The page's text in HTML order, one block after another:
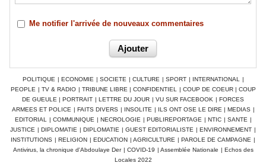
Me notifier l'arrivée de nouveaux commentaires
POLITIQUE | ECONOMIE | SOCIETE | CULTURE | SPORT | INTERNATIONAL
|
PEOPLE | TV & RADIO | TRIBUNE LIBRE | CONFIDENTIEL | COUP DE COEUR | COUP
DE GUEULE | PORTRAIT | LETTRE DU JOUR | VU SUR FACEBOOK | FORCES
ARMEES ET POLICE | FAITS DIVERS | INSOLITE | ILS ONT OSE LE DIRE | MEDIAS |
EDITORIAL
| COMMUNIQUE | NECROLOGIE | PUBLIREPORTAGE | NTIC | SANTE |
JUSTICE | DIPLOMATIE | DIPLOMATIE | GUEST EDITORIALISTE | ENVIRONNEMENT |
INSTITUTIONS | RELIGION | EDUCATION | AGRICULTURE | PAROLE DE CAMPAGNE |
Antivirus, la chronique d'Abdoulaye Der | COVID-19 | Assemblée Nationale | Echos des
Locales 2022